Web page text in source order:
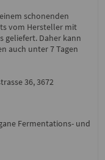
schonenden
vom Hersteller mit
geliefert. Daher kann
auch unter 7 Tagen
36, 3672
Fermentations- und